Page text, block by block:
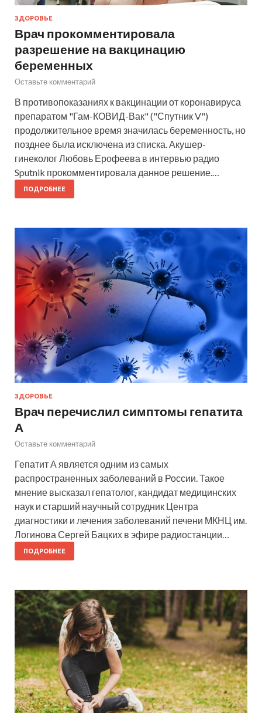
ЗДОРОВЬЕ
Врач прокомментировала
разрешение на вакцинацию
беременных
Оставьте комментарий
В противопоказаниях к вакцинации от коронавируса
препаратом "Гам-КОВИД-Вак" ("Спутник V")
продолжительное время значилась беременность, но
позднее была исключена из списка. Акушер-
гинеколог Любовь Ерофеева в интервью радио
Sputnik прокомментировала данное решение.…
ПОДРОБНЕЕ
ЗДОРОВЬЕ
Врач перечислил симптомы гепатита
А
Оставьте комментарий
Гепатит А является одним из самых
распространенных заболеваний в России. Такое
мнение высказал гепатолог, кандидат медицинских
наук и старший научный сотрудник Центра
диагностики и лечения заболеваний печени МКНЦ им.
Логинова Сергей Бацких в эфире радиостанции…
ПОДРОБНЕЕ